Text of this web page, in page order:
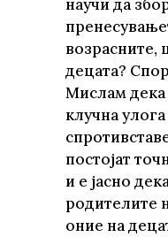
научи да
возрасните,
децата?
Мислам дека
клучна
постојат
и е јасно
родителите
оние на